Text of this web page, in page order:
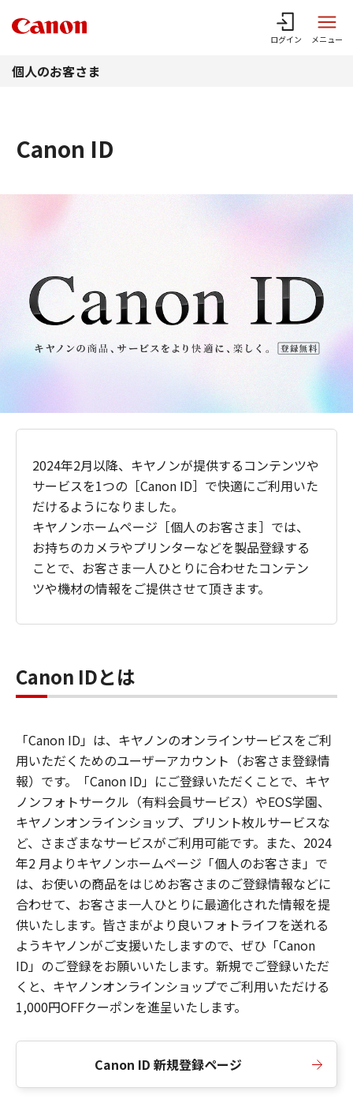
ログイン メニュー
個人のお客さま
Canon ID
2024年2月以降、キヤノンが提供するコンテンツや
サービスを1つの［Canon ID］で快適にご利用いた
だけるようになりました。
キヤノンホームページ［個人のお客さま］では、
お持ちのカメラやプリンターなどを製品登録する
ことで、お客さま一人ひとりに合わせたコンテン
ツや機材の情報をご提供させて頂きます。
Canon IDとは
「Canon ID」は、キヤノンのオンラインサービスをご利
用いただくためのユーザーアカウント（お客さま登録情
報）です。「Canon ID」にご登録いただくことで、キヤ
ノンフォトサークル（有料会員サービス）やEOS学園、
キヤノンオンラインショップ、プリント枚ルサービスな
ど、さまざまなサービスがご利用可能です。また、2024
年2 月よりキヤノンホームページ「個人のお客さま」で
は、お使いの商品をはじめお客さまのご登録情報などに
合わせて、お客さま一人ひとりに最適化された情報を提
供いたします。皆さまがより良いフォトライフを送れる
ようキヤノンがご支援いたしますので、ぜひ「Canon
ID」のご登録をお願いいたします。新規でご登録いただ
くと、キヤノンオンラインショップでご利用いただける
1,000円OFFクーポンを進呈いたします。
Canon ID 新規登録ページ